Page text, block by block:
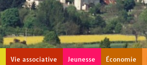
Vie associative Jeunesse Économie